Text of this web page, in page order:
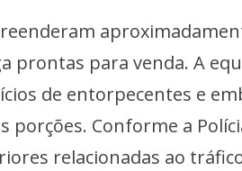
prontas para venda. A
de entorpecentes e
Conforme a
relacionadas ao